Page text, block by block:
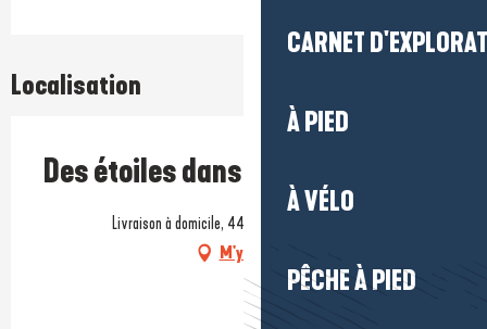
CARNET
À PIED
À VÉLO
PÊCHE À PIED
Localisation
Des étoiles dans ma cocotte
Livraison à domicile, 44500 La Baule-Escoublac
M'y rendre